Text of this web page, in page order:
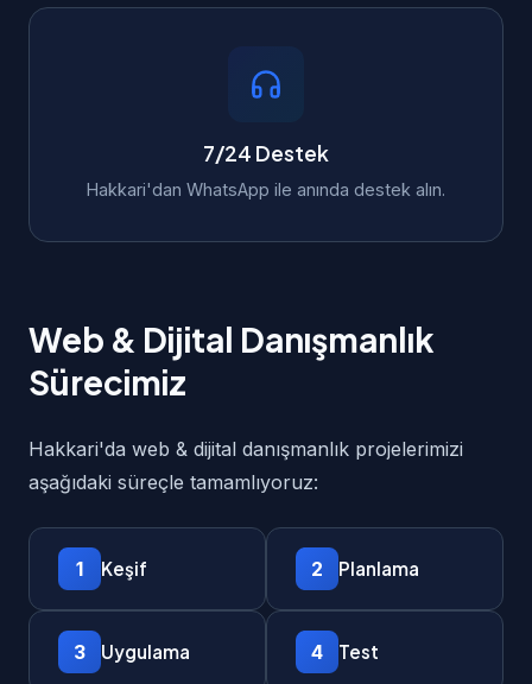
7/24 Destek
Hakkari'dan WhatsApp ile anında destek alın.
Web & Dijital Danışmanlık
Sürecimiz
Hakkari'da web & dijital danışmanlık projelerimizi
aşağıdaki süreçle tamamlıyoruz:
1 Keşif 2 Planlama
3 Uygulama 4 Test